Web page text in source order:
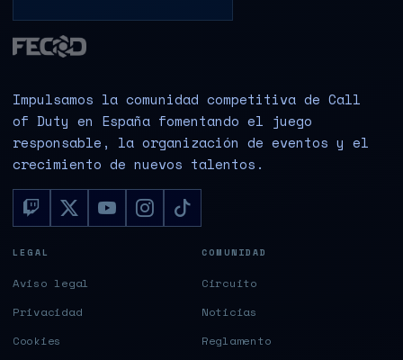
Impulsamos la comunidad competitiva de Call
of Duty en España fomentando el juego
responsable, la organización de eventos y el
crecimiento de nuevos talentos.
LEGAL
Aviso legal
Privacidad
Cookies
COMUNIDAD
Circuito
Noticias
Reglamento